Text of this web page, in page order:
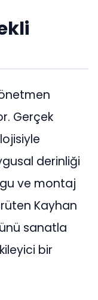
Gerçek
derinliği
ve montaj
Kayhan
sanatla
bir